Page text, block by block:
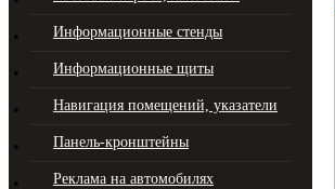
Информационные стенды
Информационные щиты
Навигация помещений, указатели
Панель-кронштейны
Реклама на автомобилях